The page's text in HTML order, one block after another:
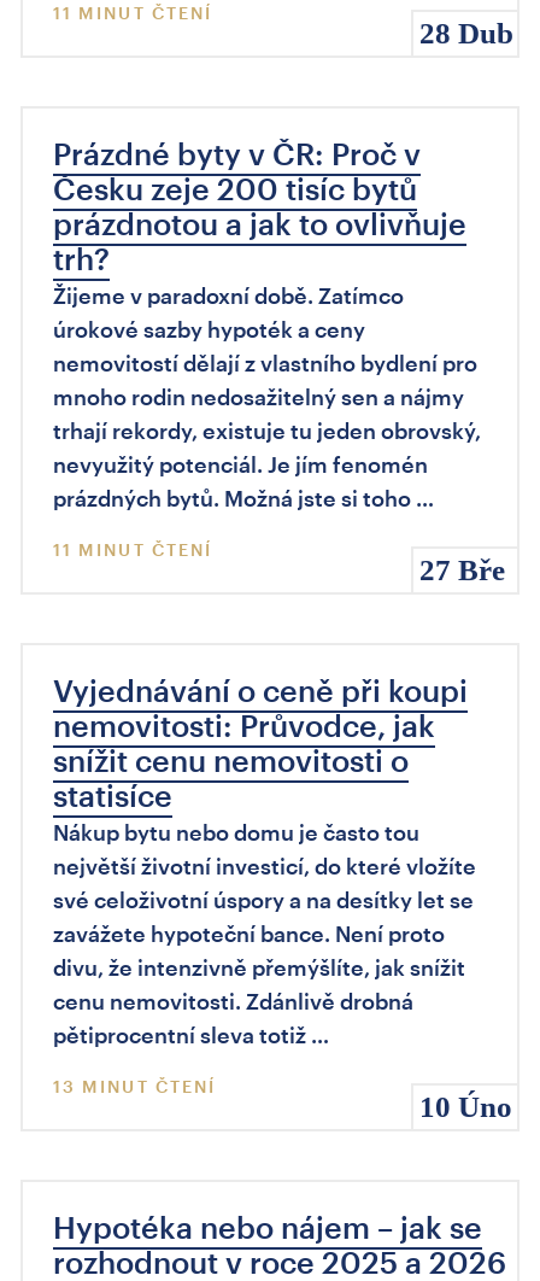
28 Dub
11 MINUT ČTENÍ
27 Bře
Prázdné byty v ČR: Proč v
Česku zeje 200 tisíc bytů
prázdnotou a jak to ovlivňuje
trh?
Žijeme v paradoxní době. Zatímco
úrokové sazby hypoték a ceny
nemovitostí dělají z vlastního bydlení pro
mnoho rodin nedosažitelný sen a nájmy
trhají rekordy, existuje tu jeden obrovský,
nevyužitý potenciál. Je jím fenomén
prázdných bytů. Možná jste si toho …
11 MINUT ČTENÍ
10 Úno
Vyjednávání o ceně při koupi
nemovitosti: Průvodce, jak
snížit cenu nemovitosti o
statisíce
Nákup bytu nebo domu je často tou
největší životní investicí, do které vložíte
své celoživotní úspory a na desítky let se
zavážete hypoteční bance. Není proto
divu, že intenzivně přemýšlíte, jak snížit
cenu nemovitosti. Zdánlivě drobná
pětiprocentní sleva totiž …
13 MINUT ČTENÍ
Hypotéka nebo nájem – jak se
rozhodnout v roce 2025 a 2026